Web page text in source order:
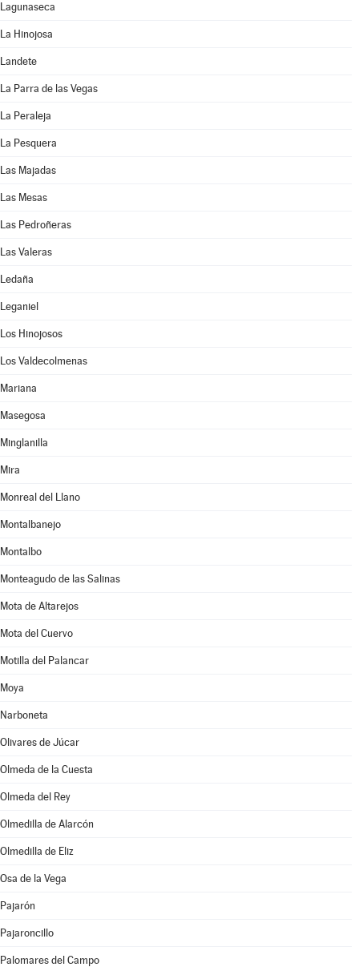
Lagunaseca
La Hinojosa
Landete
La Parra de las Vegas
La Peraleja
La Pesquera
Las Majadas
Las Mesas
Las Pedroñeras
Las Valeras
Ledaña
Leganiel
Los Hinojosos
Los Valdecolmenas
Mariana
Masegosa
Minglanilla
Mira
Monreal del Llano
Montalbanejo
Montalbo
Monteagudo de las Salinas
Mota de Altarejos
Mota del Cuervo
Motilla del Palancar
Moya
Narboneta
Olivares de Júcar
Olmeda de la Cuesta
Olmeda del Rey
Olmedilla de Alarcón
Olmedilla de Eliz
Osa de la Vega
Pajarón
Pajaroncillo
Palomares del Campo